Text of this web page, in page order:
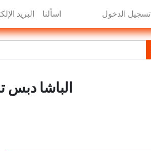
البريد اسألنا تسجيل الدخول
الباشا دبس تمر